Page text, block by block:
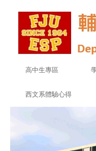
高中生專區
西文系體驗心得